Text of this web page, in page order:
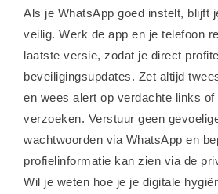
Als je WhatsApp goed instelt, blijft
veilig. Werk de app en je telefoon
laatste versie, zodat je direct
beveiligingsupdates. Zet altijd
en wees alert op verdachte links of
verzoeken. Verstuur geen
wachtwoorden via WhatsApp en
profielinformatie kan zien via de
Wil je weten hoe je je digitale